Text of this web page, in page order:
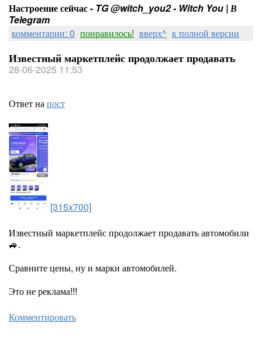
Настроение сейчас - TG @witch_you2 - Witch You | В
Telegram
комментарии: 0 понравилось! вверх^ к полной версии
Известный маркетплейс продолжает продавать
28-06-2025 11:53
Ответ напост
[315x700]
Известный маркетплейс продолжает продавать автомобили
🚙.
Сравните цены, ну и марки автомобилей.
Это не реклама!!!
Комментировать